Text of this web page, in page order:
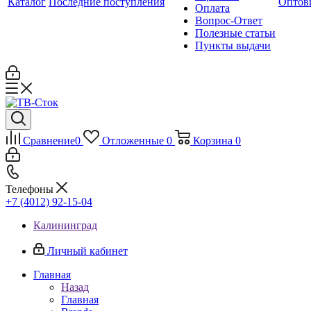
Оплата
Вопрос-Ответ
Полезные статьи
Пункты выдачи
Сравнение0 Отложенные 0 Корзина 0
Телефоны
+7 (4012) 92-15-04
Калининград
Личный кабинет
Главная
Назад
Главная